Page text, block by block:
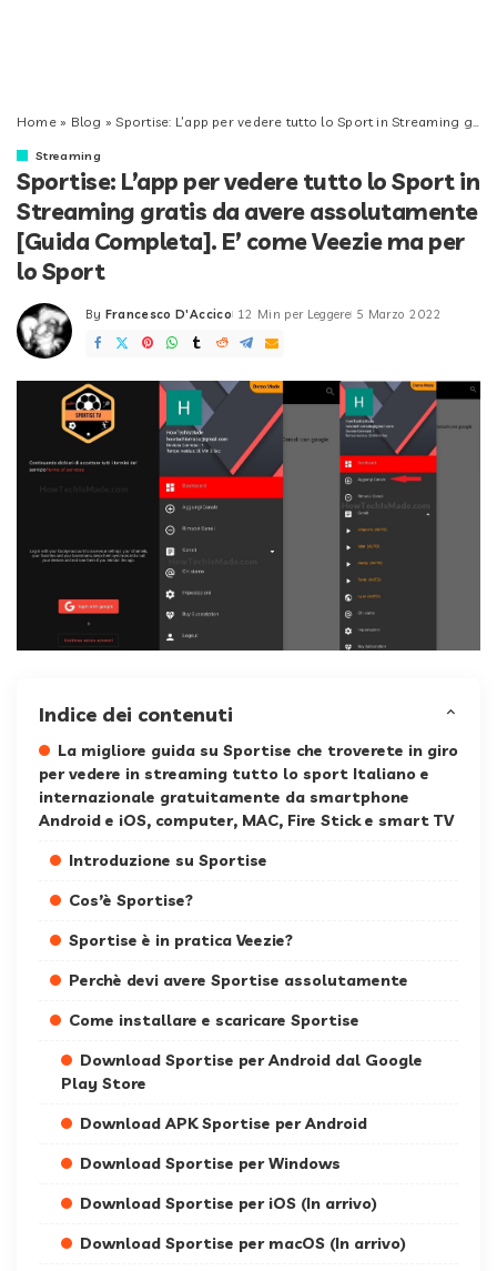
Home» Blog »Sportise: L’app per vedere tutto lo Sport in Streaming gratis da avere assolutamente [Guida Completa]. E’ come Veezie ma per lo Sport
Streaming
Sportise: L’app per vedere tutto lo Sport in
Streaming gratis da avere assolutamente
[Guida Completa]. E’ come Veezie ma per
lo Sport
Posted
by
By Francesco D'Accico 12 Min per Leggere 5 Marzo 2022
Indice dei contenuti
La migliore guida su Sportise che troverete in giro
per vedere in streaming tutto lo sport Italiano e
internazionale gratuitamente da smartphone
Android e iOS, computer, MAC, Fire Stick e smart TV
Introduzione su Sportise
Cos’è Sportise?
Sportise è in pratica Veezie?
Perchè devi avere Sportise assolutamente
Come installare e scaricare Sportise
Download Sportise per Android dal Google
Play Store
Download APK Sportise per Android
Download Sportise per Windows
Download Sportise per iOS (In arrivo)
Download Sportise per macOS (In arrivo)